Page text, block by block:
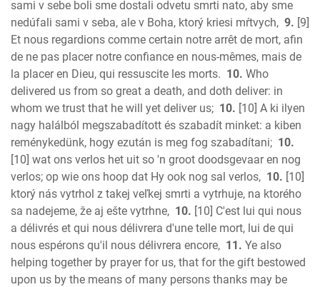
sami v sebe boli sme dostali odvetu smrti nato, aby sme
nedúfali sami v seba, ale v Boha, ktorý kriesi mŕtvych, 9. [9]
Et nous regardions comme certain notre arrêt de mort, afin
de ne pas placer notre confiance en nous-mêmes, mais de
la placer en Dieu, qui ressuscite les morts. 10. Who
delivered us from so great a death, and doth deliver: in
whom we trust that he will yet deliver us; 10. [10] A ki ilyen
nagy halálból megszabadított és szabadít minket: a kiben
reménykedünk, hogy ezután is meg fog szabadítani; 10.
[10] wat ons verlos het uit so 'n groot doodsgevaar en nog
verlos; op wie ons hoop dat Hy ook nog sal verlos, 10. [10]
ktorý nás vytrhol z takej veľkej smrti a vytrhuje, na ktorého
sa nadejeme, že aj ešte vytrhne, 10. [10] C'est lui qui nous
a délivrés et qui nous délivrera d'une telle mort, lui de qui
nous espérons qu'il nous délivrera encore, 11. Ye also
helping together by prayer for us, that for the gift bestowed
upon us by the means of many persons thanks may be